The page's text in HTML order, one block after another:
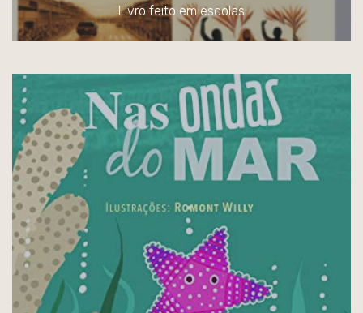
Livro feito em escolas